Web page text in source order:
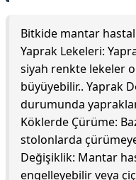
Bitkide mantar
Yaprak Lekeleri:
siyah renkte lekeler
büyüyebilir.. Yaprak
durumunda
Köklerde Çürüme:
stolonlarda
Değişiklik: Mantar
engelleyebilir veya